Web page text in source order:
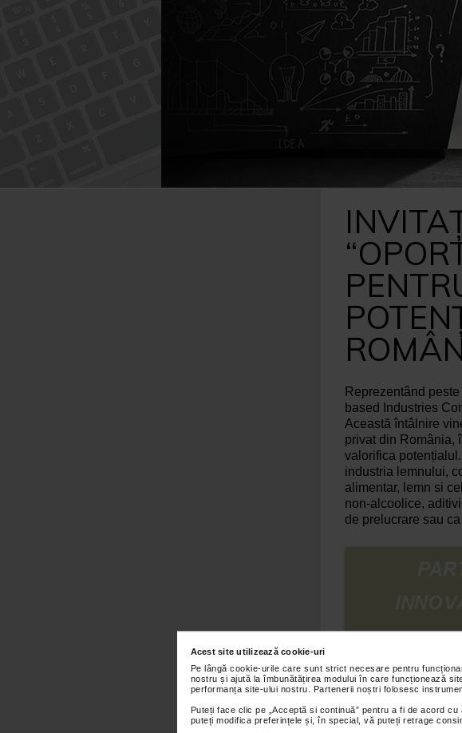
Acest site utilizează cookie-uri
Pe lângă cookie-urile care sunt strict necesare pentru
nostru și ajută la îmbunătățirea modului în care funcționează
performanța site-ului nostru. Partenerii noștri folosesc
Puteți face clic pe „Acceptă si continuă” pentru a fi de acord
puteți modifica preferințele și, în special, vă puteți retrage
Reprezentând
based Industries
Această întâlnire
privat din România,
valorifica
industria lemnului,
alimentar, lemn si
non-alcoolice,
de prelucrare sau